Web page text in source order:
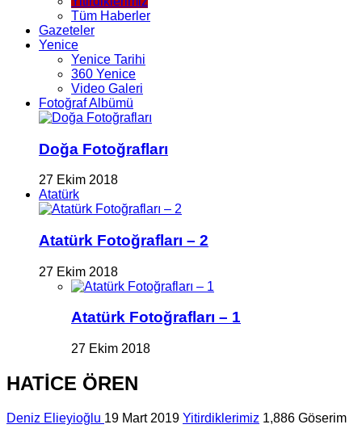
Tüm Haberler
Gazeteler
Yenice
Yenice Tarihi
360 Yenice
Video Galeri
Fotoğraf Albümü
Doğa Fotoğrafları
27 Ekim 2018
Atatürk
Atatürk Fotoğrafları – 2
27 Ekim 2018
Atatürk Fotoğrafları – 1
27 Ekim 2018
HATİCE ÖREN
Deniz Elieyioğlu 19 Mart 2019 Yitirdiklerimiz 1,886 Göserim